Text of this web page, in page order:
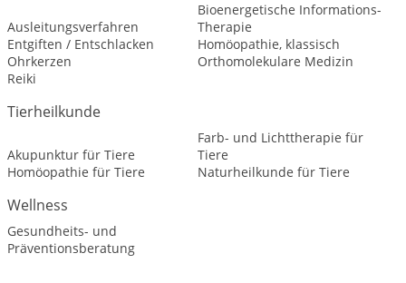
Ausleitungsverfahren
Bioenergetische Informations-
Therapie
Entgiften / Entschlacken
Homöopathie, klassisch
Ohrkerzen
Orthomolekulare Medizin
Reiki
Tierheilkunde
Akupunktur für Tiere
Farb- und Lichttherapie für
Tiere
Homöopathie für Tiere
Naturheilkunde für Tiere
Wellness
Gesundheits- und
Präventionsberatung